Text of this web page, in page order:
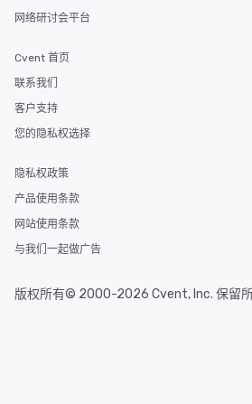
网络研讨会平台
Cvent 首页
联系我们
客户支持
您的隐私权选择
隐私权政策
产品使用条款
网站使用条款
与我们一起做广告
版权所有© 2000-2026 Cvent, Inc. 保留